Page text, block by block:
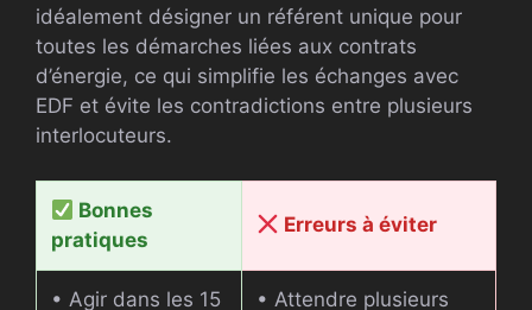
idéalement désigner un référent unique pour
toutes les démarches liées aux contrats
d’énergie, ce qui simplifie les échanges avec
EDF et évite les contradictions entre plusieurs
interlocuteurs.
Bonnes
pratiques
Erreurs à éviter
• Agir dans les 15
• Attendre plusieurs